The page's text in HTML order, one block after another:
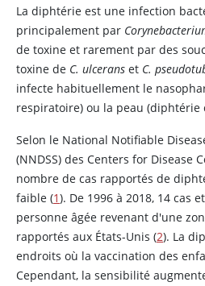
La diphtérie est une infection
principalement par
de toxine et rarement par des
toxine de C. ulcerans et C.
infecte habituellement le
respiratoire) ou la peau (diphtérie
Selon le National Notifiable
(NNDSS) des Centers for Disease
nombre de cas rapportés de
faible (1). De 1996 à 2018, 14 cas
personne âgée revenant d'une
rapportés aux États-Unis (2). La
endroits où la vaccination des
Cependant, la sensibilité